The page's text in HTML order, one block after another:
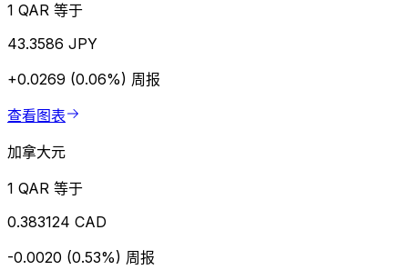
1 QAR 等于
43.3586 JPY
+0.0269 (0.06%) 周报
查看图表
加拿大元
1 QAR 等于
0.383124 CAD
-0.0020 (0.53%) 周报